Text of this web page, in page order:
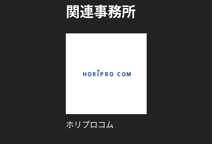
関連事務所
ホリプロコム